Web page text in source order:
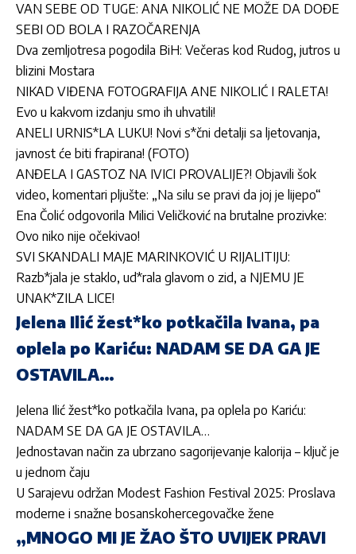
VAN SEBE OD TUGE: ANA NIKOLIĆ NE MOŽE DA DOĐE
SEBI OD BOLA I RAZOČARENJA
Dva zemljotresa pogodila BiH: Večeras kod Rudog, jutros u
blizini Mostara
NIKAD VIĐENA FOTOGRAFIJA ANE NIKOLIĆ I RALETA!
Evo u kakvom izdanju smo ih uhvatili!
ANELI URNIS*LA LUKU! Novi s*čni detalji sa ljetovanja,
javnost će biti frapirana! (FOTO)
ANĐELA I GASTOZ NA IVICI PROVALIJE?! Objavili šok
video, komentari pljušte: „Na silu se pravi da joj je lijepo“
Ena Čolić odgovorila Milici Veličković na brutalne prozivke:
Ovo niko nije očekivao!
SVI SKANDALI MAJE MARINKOVIĆ U RIJALITIJU:
Razb*jala je staklo, ud*rala glavom o zid, a NJEMU JE
UNAK*ZILA LICE!
Jelena Ilić žest*ko potkačila Ivana, pa
oplela po Kariću: NADAM SE DA GA JE
OSTAVILA…
Jelena Ilić žest*ko potkačila Ivana, pa oplela po Kariću:
NADAM SE DA GA JE OSTAVILA…
Jednostavan način za ubrzano sagorijevanje kalorija – ključ je
u jednom čaju
U Sarajevu održan Modest Fashion Festival 2025: Proslava
moderne i snažne bosanskohercegovačke žene
„MNOGO MI JE ŽAO ŠTO UVIJEK PRAVI